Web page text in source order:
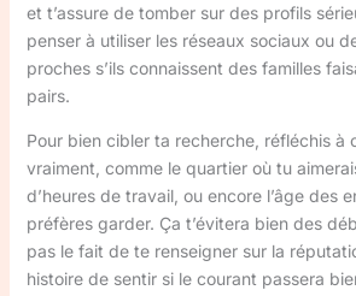
et t’assure de tomber sur des profils
penser à utiliser les réseaux sociaux ou
proches s’ils connaissent des familles
pairs.
Pour bien cibler ta recherche, réfléchis à
vraiment, comme le quartier où tu
d’heures de travail, ou encore l’âge des
préfères garder. Ça t’évitera bien des
pas le fait de te renseigner sur la
histoire de sentir si le courant passera